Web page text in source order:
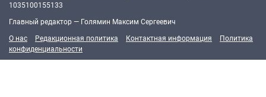
1035100155133
Главный редактор — Голямин Максим Сергеевич
О нас
Редакционная политика Контактная информация
Политика
конфиденциальности